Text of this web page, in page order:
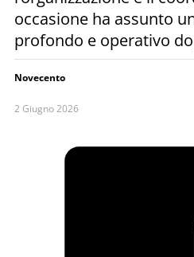
occasione ha assunto
profondo e operativo
Novecento
2 Giugno 2026